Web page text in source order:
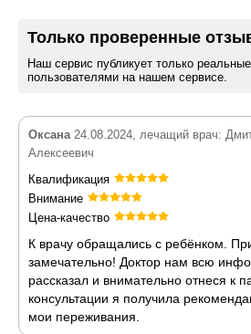
Только проверенные
Наш сервис публикует только
пользователями на нашем сервисе.
Оксана24.08.2024, лечащий врач:
Алексеевич
Квалификация
Внимание
Цена-качество
К врачу обращались с ребёнком.
замечательно! Доктор нам всю
рассказал и внимательно отнеся к
консультации я получила
мои переживания.